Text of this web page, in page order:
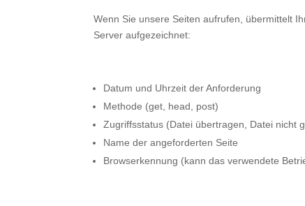
Wenn Sie unsere Seiten aufrufen, übermittelt
Server aufgezeichnet:
Datum und Uhrzeit der Anforderung
Methode (get, head, post)
Zugriffsstatus (Datei übertragen, Datei nicht
Name der angeforderten Seite
Browserkennung (kann das verwendete